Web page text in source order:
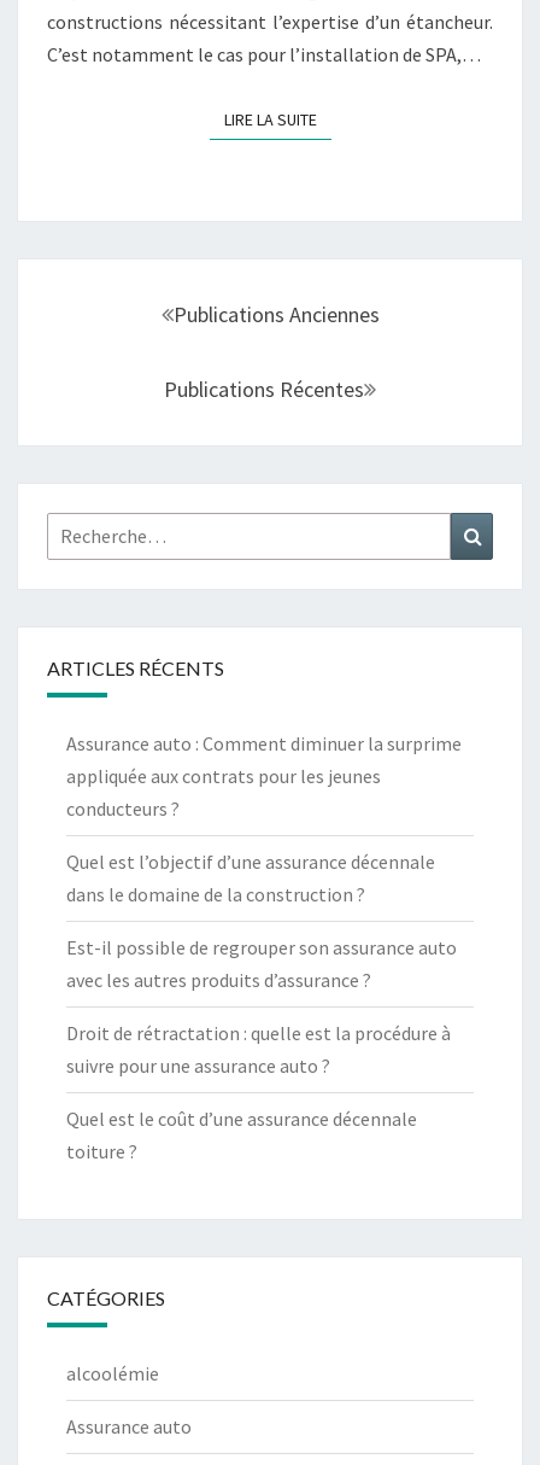
constructions nécessitant l’expertise d’un étancheur.
C’est notamment le cas pour l’installation de SPA,…
LIRE LA SUITELIRE LA SUITE
Publications Anciennes
Publications Récentes
Rechercher :
ARTICLES RÉCENTS
Assurance auto : Comment diminuer la surprime
appliquée aux contrats pour les jeunes
conducteurs ?
Quel est l’objectif d’une assurance décennale
dans le domaine de la construction ?
Est-il possible de regrouper son assurance auto
avec les autres produits d’assurance ?
Droit de rétractation : quelle est la procédure à
suivre pour une assurance auto ?
Quel est le coût d’une assurance décennale
toiture ?
CATÉGORIES
alcoolémie
Assurance auto